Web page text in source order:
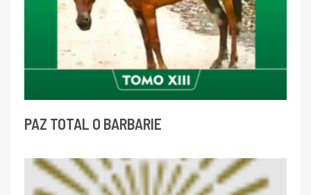
PAZ TOTAL O BARBARIE